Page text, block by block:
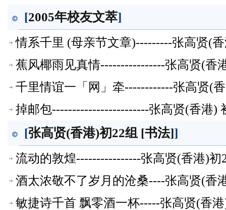
[2005年校友文萃]
情系千里 (母亲节文章)---------张高贤(
蕉风椰雨见真情----------------张高贤(香
千里情谊一「网」牵------------张高贤(
掉邮包------------------------张高贤(香港)
[张高贤(香港)初22组 [书法]]
流动的敦煌----------------张高贤(香港)初
酒太浓敬不了岁月的沧桑----张高贤(香
敏捷诗千首 飘零酒一杯-----张高贤(香